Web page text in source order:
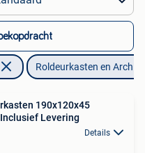
Roldeurkasten en
190x120x45
Levering
Details